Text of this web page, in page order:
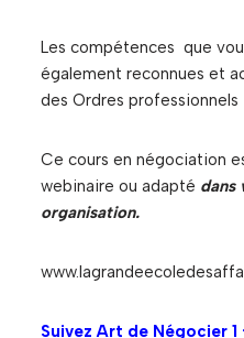
Les compétences que
également reconnues et
des Ordres professionnels
Ce cours en négociation
webinaire ou adapté dans
organisation.
Suivez Art de Négocier